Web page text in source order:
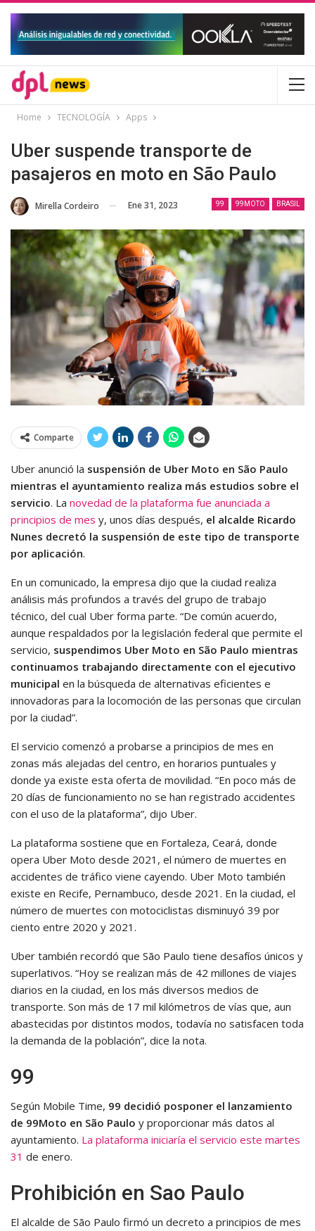
Home TECNOLOGÍA Apps
Uber suspende transporte de
pasajeros en moto en São Paulo
99 99MOTO BRASIL
Mirella Cordeiro Ene 31, 2023
Comparte
Uber anunció la suspensión de Uber Moto en São Paulo
mientras el ayuntamiento realiza más estudios sobre el
servicio. La novedad de la plataforma fue anunciada a
principios de mes y, unos días después, el alcalde Ricardo
Nunes decretó la suspensión de este tipo de transporte
por aplicación.
En un comunicado, la empresa dijo que la ciudad realiza
análisis más profundos a través del grupo de trabajo
técnico, del cual Uber forma parte. “De común acuerdo,
aunque respaldados por la legislación federal que permite el
servicio, suspendimos Uber Moto en São Paulo mientras
continuamos trabajando directamente con el ejecutivo
municipal en la búsqueda de alternativas eficientes e
innovadoras para la locomoción de las personas que circulan
por la ciudad”.
El servicio comenzó a probarse a principios de mes en
zonas más alejadas del centro, en horarios puntuales y
donde ya existe esta oferta de movilidad. “En poco más de
20 días de funcionamiento no se han registrado accidentes
con el uso de la plataforma”, dijo Uber.
La plataforma sostiene que en Fortaleza, Ceará, donde
opera Uber Moto desde 2021, el número de muertes en
accidentes de tráfico viene cayendo. Uber Moto también
existe en Recife, Pernambuco, desde 2021. En la ciudad, el
número de muertes con motociclistas disminuyó 39 por
ciento entre 2020 y 2021.
Uber también recordó que São Paulo tiene desafíos únicos y
superlativos. “Hoy se realizan más de 42 millones de viajes
diarios en la ciudad, en los más diversos medios de
transporte. Son más de 17 mil kilómetros de vías que, aun
abastecidas por distintos modos, todavía no satisfacen toda
la demanda de la población”, dice la nota.
99
Según Mobile Time, 99 decidió posponer el lanzamiento
de 99Moto en São Paulo y proporcionar más datos al
ayuntamiento. La plataforma iniciaría el servicio este martes
31 de enero.
Prohibición en Sao Paulo
El alcalde de São Paulo firmó un decreto a principios de mes